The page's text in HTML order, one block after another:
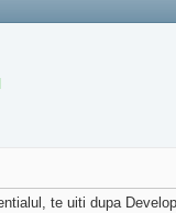
te uiti dupa